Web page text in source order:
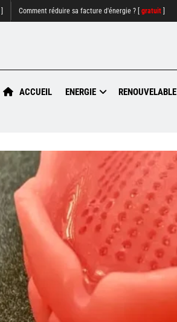
Comment réduire sa facture d'énergie ? [ gratuit
ACCUEIL ENERGIE RENOUVELABLE